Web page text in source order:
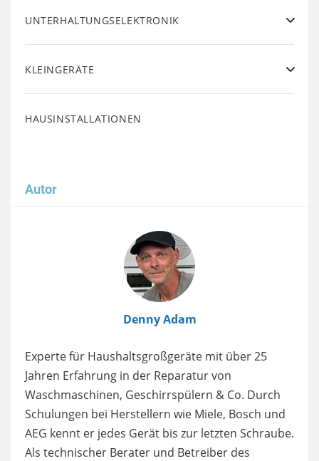
UNTERHALTUNGSELEKTRONIK
KLEINGERÄTE
HAUSINSTALLATIONEN
Autor
Denny Adam
Experte für Haushaltsgroßgeräte mit über 25
Jahren Erfahrung in der Reparatur von
Waschmaschinen, Geschirrspülern & Co. Durch
Schulungen bei Herstellern wie Miele, Bosch und
AEG kennt er jedes Gerät bis zur letzten Schraube.
Als technischer Berater und Betreiber des